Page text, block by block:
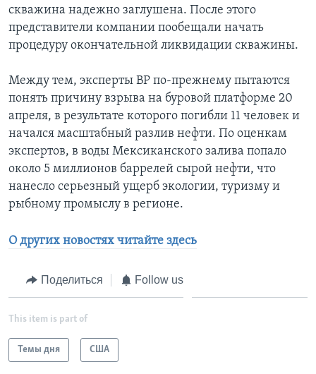
скважина надежно заглушена. После этого
представители компании пообещали начать
процедуру окончательной ликвидации скважины.
Между тем, эксперты BP по-прежнему пытаются
понять причину взрыва на буровой платформе 20
апреля, в результате которого погибли 11 человек и
начался масштабный разлив нефти. По оценкам
экспертов, в воды Мексиканского залива попало
около 5 миллионов баррелей сырой нефти, что
нанесло серьезный ущерб экологии, туризму и
рыбному промыслу в регионе.
О других новостях читайте здесь
Поделиться Follow us
This item is part of
Темы дня США